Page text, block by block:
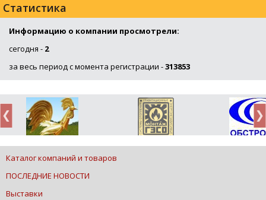
Статистика
Информацию о компании просмотрели:
сегодня - 2
за весь период с момента регистрации -313853
Каталог компаний и товаров
ПОСЛЕДНИЕ НОВОСТИ
Выставки